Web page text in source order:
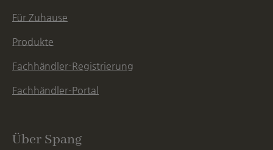
Für Zuhause
Produkte
Fachhändler-Registrierung
Fachhändler-Portal
Über Spang